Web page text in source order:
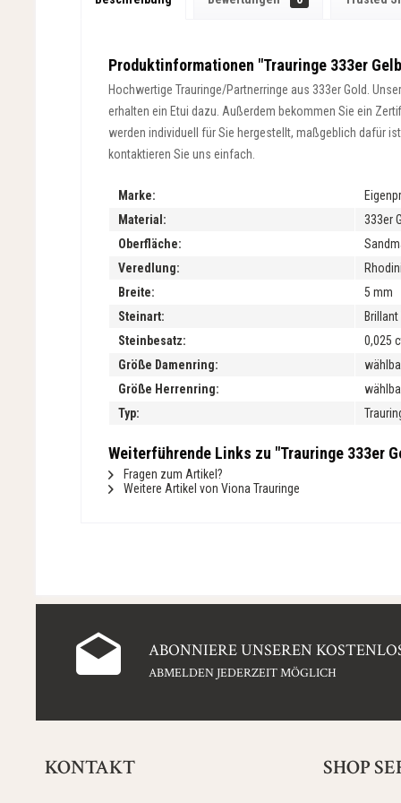
Produktinformationen "Trauringe 333er
Hochwertige Trauringe/Partnerringe aus 333er Gold.
erhalten ein Etui dazu. Außerdem bekommen Sie ein
werden individuell für Sie hergestellt, maßgeblich dafür
kontaktieren Sie uns einfach.
Marke:
Material:
333er
Oberfläche:
Veredlung:
Breite:
5 mm
Steinart:
Steinbesatz:
0,025
Größe Damenring:
Größe Herrenring:
Typ:
Weiterführende Links zu "Trauringe 333er
Fragen zum Artikel?
Weitere Artikel von Viona Trauringe
ABONNIERE UNSEREN
ABMELDEN JEDERZEIT MÖGLICH
KONTAKT SHOP